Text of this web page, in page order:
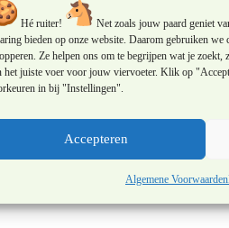
Hé ruiter!
Net zoals jouw paard geniet
bieden op onze website. Daarom gebruiken we
Ze helpen ons om te begrijpen wat je
het juiste voer voor jouw viervoeter. Klik op
in bij "Instellingen".
Accepteren
Algemene Voorwaarden
2-5 ml
1-3 ml